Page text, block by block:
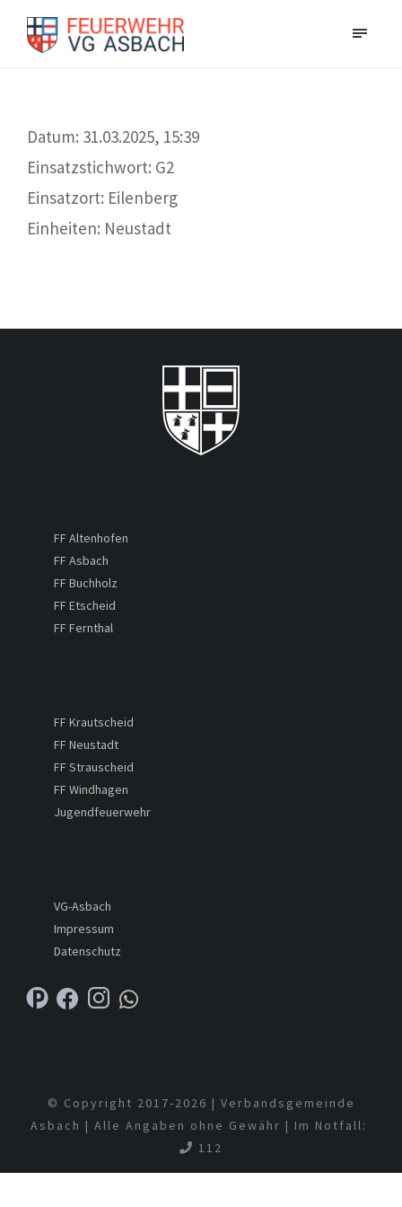
Datum: 31.03.2025, 15:39
Einsatzstichwort: G2
Einsatzort: Eilenberg
Einheiten: Neustadt
FF Altenhofen
FF Asbach
FF Buchholz
FF Etscheid
FF Fernthal
FF Krautscheid
FF Neustadt
FF Strauscheid
FF Windhagen
Jugendfeuerwehr
VG-Asbach
Impressum
Datenschutz
© Copyright 2017-2026 | Verbandsgemeinde
Asbach | Alle Angaben ohne Gewähr | Im Notfall:
112